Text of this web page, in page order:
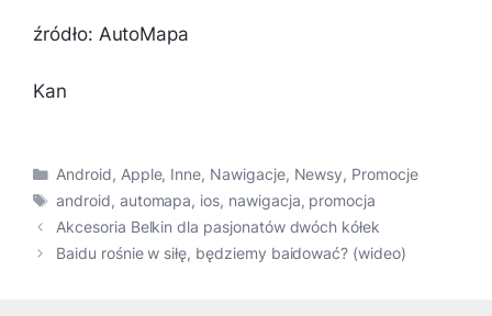
źródło: AutoMapa
Kan
Kategorie
Android, Apple, Inne, Nawigacje, Newsy, Promocje
Tagi
android, automapa, ios, nawigacja, promocja
Akcesoria Belkin dla pasjonatów dwóch kółek
Baidu rośnie w siłę, będziemy baidować? (wideo)